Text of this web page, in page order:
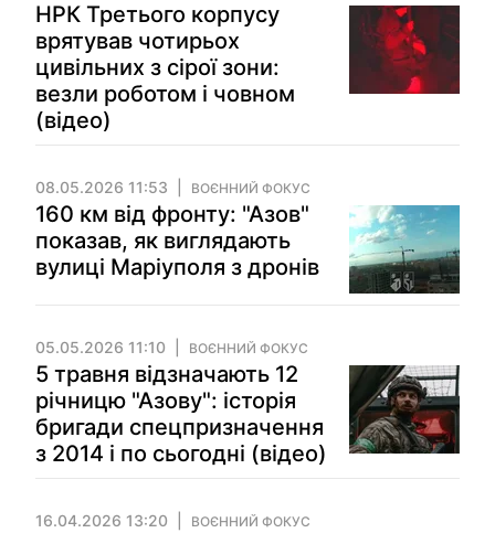
НРК Третього корпусу
врятував чотирьох
цивільних з сірої зони:
везли роботом і човном
(відео)
08.05.2026 11:53 ВОЄННИЙ ФОКУС
160 км від фронту: "Азов"
показав, як виглядають
вулиці Маріуполя з дронів
05.05.2026 11:10 ВОЄННИЙ ФОКУС
5 травня відзначають 12
річницю "Азову": історія
бригади спецпризначення
з 2014 і по сьогодні (відео)
16.04.2026 13:20 ВОЄННИЙ ФОКУС